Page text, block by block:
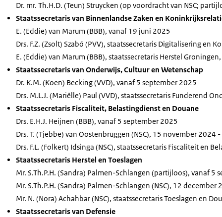
Dr. mr. Th.H.D. (Teun) Struycken (op voordracht van NSC;
Staatssecretaris van Binnenlandse Zaken en
E. (Eddie) van Marum (BBB), vanaf 19 juni 2025
Drs. F.Z. (Zsolt) Szabó (PVV), staatssecretaris Digitalisering
E. (Eddie) van Marum (BBB), staatssecretaris Herstel
Staatssecretaris van Onderwijs, Cultuur en Wetenschap
Dr. K.M. (Koen) Becking (VVD), vanaf 5 september 2025
Drs. M.L.J. (Mariëlle) Paul (VVD), staatssecretaris Funderend
Staatssecretaris Fiscaliteit, Belastingdienst en Douane
Drs. E.H.J. Heijnen (BBB), vanaf 5 september 2025
Drs. T. (Tjebbe) van Oostenbruggen (NSC), 15 november 2024
Drs. F.L. (Folkert) Idsinga (NSC), staatssecretaris Fiscaliteit en
Staatssecretaris Herstel en Toeslagen
Mr. S.Th.P.H. (Sandra) Palmen-Schlangen (partijloos), vanaf 5
Mr. S.Th.P.H. (Sandra) Palmen-Schlangen (NSC), 12
Mr. N. (Nora) Achahbar (NSC), staatssecretaris Toeslagen en
Staatssecretaris van Defensie